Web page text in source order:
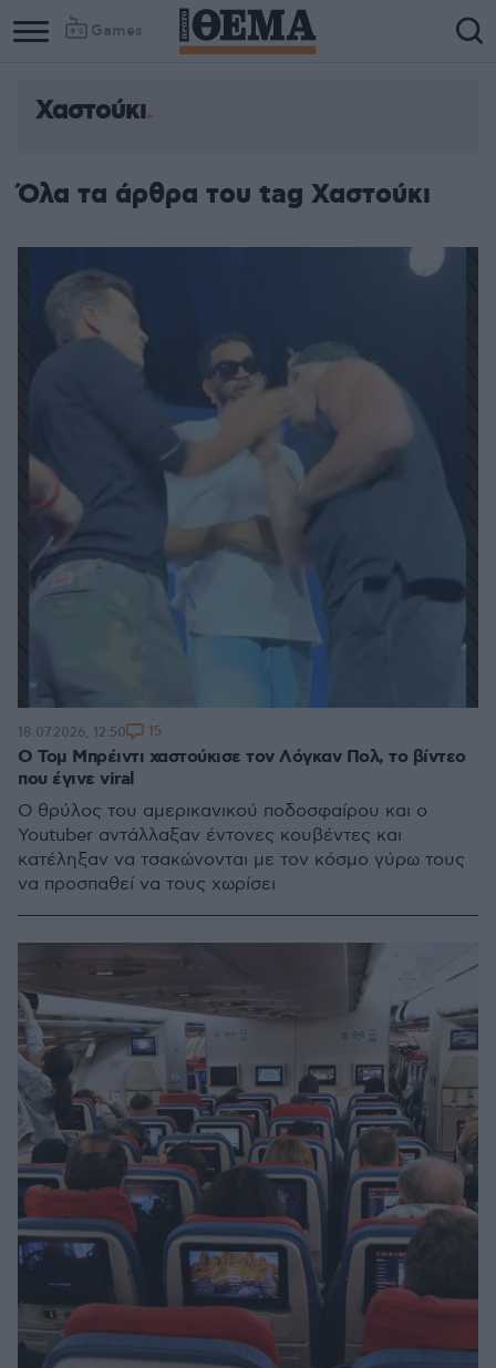
Games
Χαστούκι
Όλα τα άρθρα του tag Χαστούκι
Ο Τομ Μπρέιντι χαστούκισε τον Λόγκαν Πολ, το βίντεο
που έγινε viral
Ο θρύλος του αμερικανικού ποδοσφαίρου και ο
Youtuber αντάλλαξαν έντονες κουβέντες και
κατέληξαν να τσακώνονται με τον κόσμο γύρω τους
να προσπαθεί να τους χωρίσει
18.07.2026, 12:50 15